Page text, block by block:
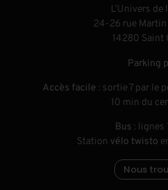
L’Univers de
24-26 rue
14280 Saint
Parking
Accès facile : sortie 7 par le
10 min du
Bus : lignes
Station vélo twisto
Nous